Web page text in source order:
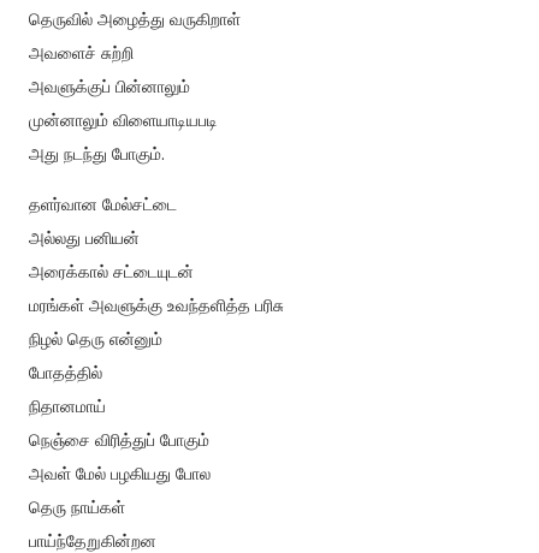
தெருவில் அழைத்து வருகிறாள்
அவளைச் சுற்றி
அவளுக்குப் பின்னாலும்
முன்னாலும் விளையாடியபடி
அது நடந்து போகும்.
தளர்வான மேல்சட்டை
அல்லது பனியன்
அரைக்கால் சட்டையுடன்
மரங்கள் அவளுக்கு உவந்தளித்த பரிசு
நிழல் தெரு என்னும்
போதத்தில்
நிதானமாய்
நெஞ்சை விரித்துப் போகும்
அவள் மேல் பழகியது போல
தெரு நாய்கள்
பாய்ந்தேறுகின்றன